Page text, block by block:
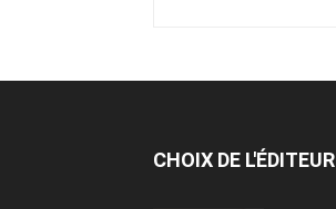
CHOIX DE L'ÉDITEUR